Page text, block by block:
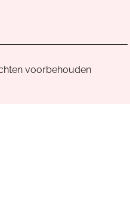
van
voorbehouden